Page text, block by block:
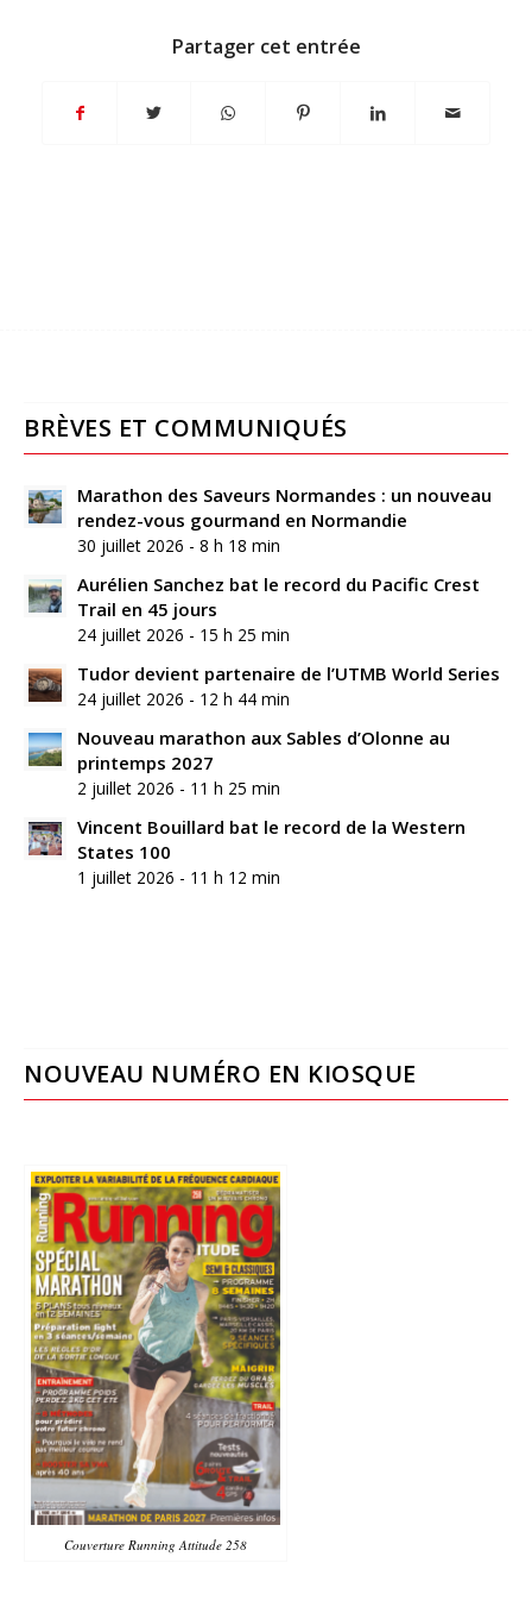
Partager cet entrée
BRÈVES ET COMMUNIQUÉS
Marathon des Saveurs Normandes : un nouveau
rendez-vous gourmand en Normandie
30 juillet 2026 - 8 h 18 min
Aurélien Sanchez bat le record du Pacific Crest
Trail en 45 jours
24 juillet 2026 - 15 h 25 min
Tudor devient partenaire de l’UTMB World Series
24 juillet 2026 - 12 h 44 min
Nouveau marathon aux Sables d’Olonne au
printemps 2027
2 juillet 2026 - 11 h 25 min
Vincent Bouillard bat le record de la Western
States 100
1 juillet 2026 - 11 h 12 min
NOUVEAU NUMÉRO EN KIOSQUE
Couverture Running Attitude 258